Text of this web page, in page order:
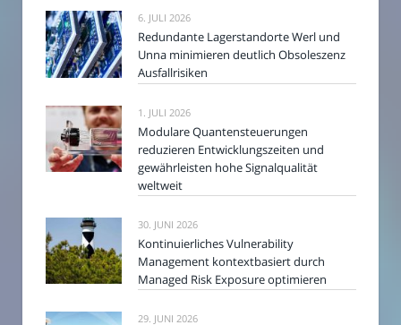
6. JULI 2026
Redundante Lagerstandorte Werl und
Unna minimieren deutlich Obsoleszenz
Ausfallrisiken
1. JULI 2026
Modulare Quantensteuerungen
reduzieren Entwicklungszeiten und
gewährleisten hohe Signalqualität
weltweit
30. JUNI 2026
Kontinuierliches Vulnerability
Management kontextbasiert durch
Managed Risk Exposure optimieren
29. JUNI 2026